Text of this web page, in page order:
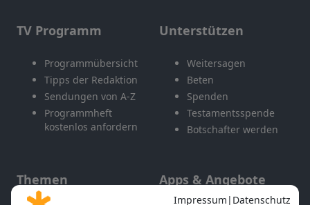
TV Programm
Programmübersicht
Tipps der Redaktion
Sendungen von A-Z
Programmheft
kostenlos anfordern
Unterstützen
Weitersagen
Beten
Spenden
Testamentsspende
Botschafter werden
Themen Apps & Angebote